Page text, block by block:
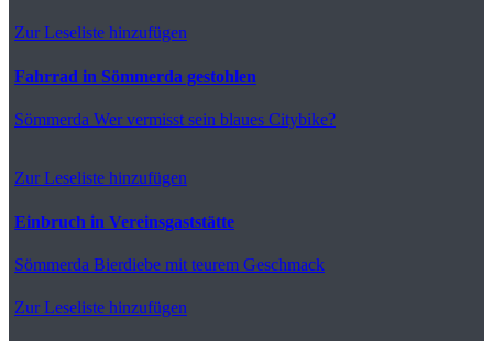
Zur Leseliste hinzufügen
Fahrrad in Sömmerda gestohlen
Sömmerda Wer vermisst sein blaues Citybike?
Zur Leseliste hinzufügen
Einbruch in Vereinsgaststätte
Sömmerda Bierdiebe mit teurem Geschmack
Zur Leseliste hinzufügen